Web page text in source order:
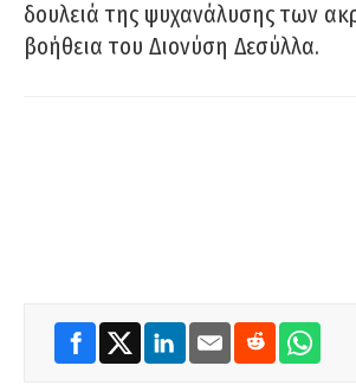
δουλειά της ψυχανάλυσης των
βοήθεια του Διονύση Δεσύλλα.